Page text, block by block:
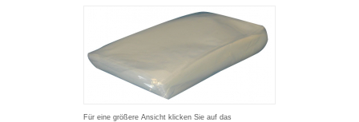
Für eine größere Ansicht klicken Sie auf das